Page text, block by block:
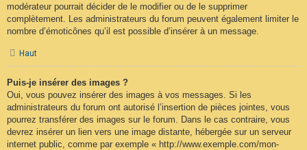
modérateur pourrait décider de le modifier ou de le supprimer
complètement. Les administrateurs du forum peuvent également limiter le
nombre d’émoticônes qu’il est possible d’insérer à un message.
Haut
Puis-je insérer des images ?
Oui, vous pouvez insérer des images à vos messages. Si les
administrateurs du forum ont autorisé l’insertion de pièces jointes, vous
pourrez transférer des images sur le forum. Dans le cas contraire, vous
devrez insérer un lien vers une image distante, hébergée sur un serveur
internet public, comme par exemple « http://www.exemple.com/mon-